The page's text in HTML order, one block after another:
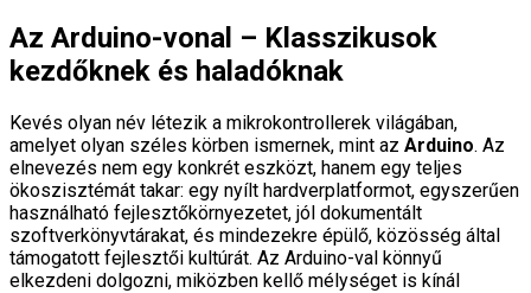
Az Arduino-vonal – Klasszikusok
kezdőknek és haladóknak
Kevés olyan név létezik a mikrokontrollerek világában,
amelyet olyan széles körben ismernek, mint az Arduino. Az
elnevezés nem egy konkrét eszközt, hanem egy teljes
ökoszisztémát takar: egy nyílt hardverplatformot, egyszerűen
használható fejlesztőkörnyezetet, jól dokumentált
szoftverkönyvtárakat, és mindezekre épülő, közösség által
támogatott fejlesztői kultúrát. Az Arduino-val könnyű
elkezdeni dolgozni, miközben kellő mélységet is kínál